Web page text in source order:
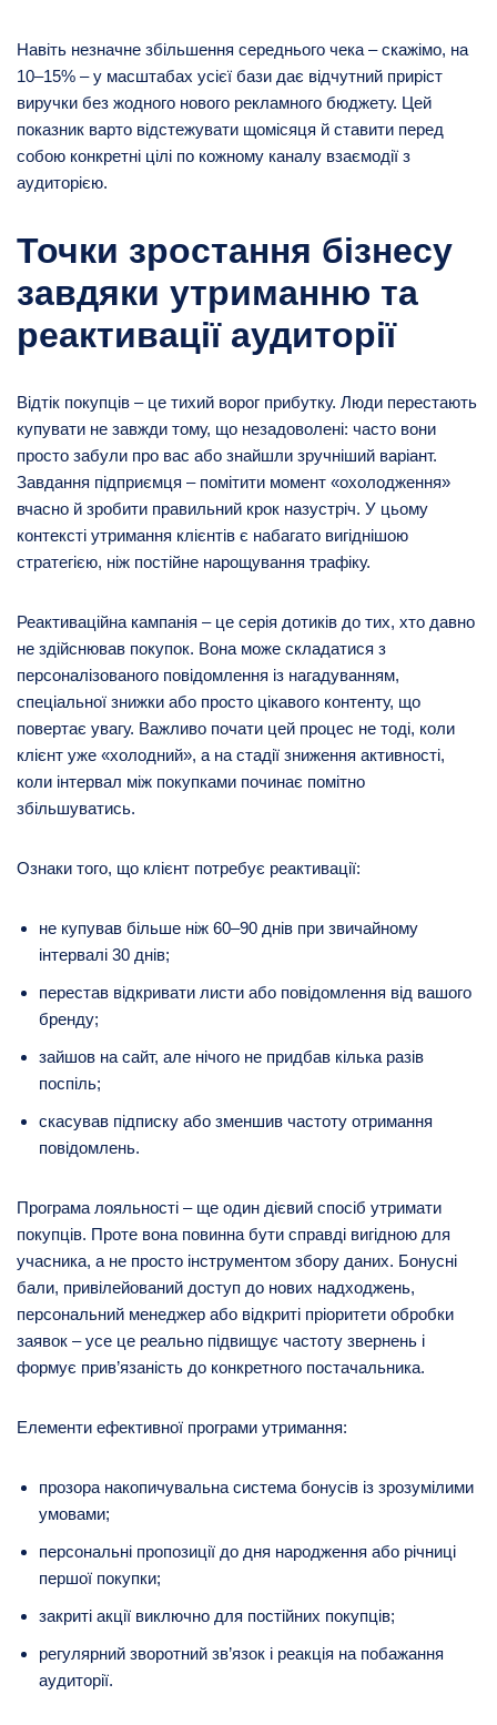
Навіть незначне збільшення середнього чека – скажімо, на
10–15% – у масштабах усієї бази дає відчутний приріст
виручки без жодного нового рекламного бюджету. Цей
показник варто відстежувати щомісяця й ставити перед
собою конкретні цілі по кожному каналу взаємодії з
аудиторією.
Точки зростання бізнесу
завдяки утриманню та
реактивації аудиторії
Відтік покупців – це тихий ворог прибутку. Люди перестають
купувати не завжди тому, що незадоволені: часто вони
просто забули про вас або знайшли зручніший варіант.
Завдання підприємця – помітити момент «охолодження»
вчасно й зробити правильний крок назустріч. У цьому
контексті утримання клієнтів є набагато вигіднішою
стратегією, ніж постійне нарощування трафіку.
Реактиваційна кампанія – це серія дотиків до тих, хто давно
не здійснював покупок. Вона може складатися з
персоналізованого повідомлення із нагадуванням,
спеціальної знижки або просто цікавого контенту, що
повертає увагу. Важливо почати цей процес не тоді, коли
клієнт уже «холодний», а на стадії зниження активності,
коли інтервал між покупками починає помітно
збільшуватись.
Ознаки того, що клієнт потребує реактивації:
не купував більше ніж 60–90 днів при звичайному
інтервалі 30 днів;
перестав відкривати листи або повідомлення від вашого
бренду;
зайшов на сайт, але нічого не придбав кілька разів
поспіль;
скасував підписку або зменшив частоту отримання
повідомлень.
Програма лояльності – ще один дієвий спосіб утримати
покупців. Проте вона повинна бути справді вигідною для
учасника, а не просто інструментом збору даних. Бонусні
бали, привілейований доступ до нових надходжень,
персональний менеджер або відкриті пріоритети обробки
заявок – усе це реально підвищує частоту звернень і
формує прив’язаність до конкретного постачальника.
Елементи ефективної програми утримання:
прозора накопичувальна система бонусів із зрозумілими
умовами;
персональні пропозиції до дня народження або річниці
першої покупки;
закриті акції виключно для постійних покупців;
регулярний зворотний зв’язок і реакція на побажання
аудиторії.